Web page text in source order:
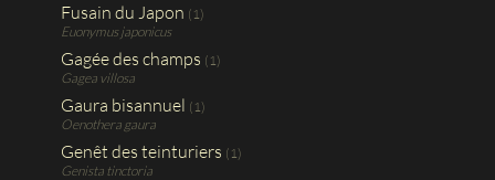
Fusain du Japon (1)
Euonymus japonicus
Gagée des champs (1)
Gagea villosa
Gaura bisannuel (1)
Oenothera gaura
Genêt des teinturiers (1)
Genista tinctoria